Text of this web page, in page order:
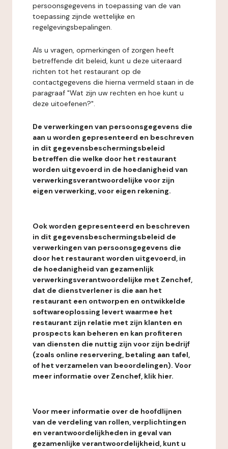
persoonsgegevens in toepassing van de van
toepassing zijnde wettelijke en
regelgevingsbepalingen.
Als u vragen, opmerkingen of zorgen heeft
betreffende dit beleid, kunt u deze uiteraard
richten tot het restaurant op de
contactgegevens die hierna vermeld staan in de
paragraaf "Wat zijn uw rechten en hoe kunt u
deze uitoefenen?".
De verwerkingen van persoonsgegevens die
aan u worden gepresenteerd en beschreven
in dit gegevensbeschermingsbeleid
betreffen die welke door het restaurant
worden uitgevoerd in de hoedanigheid van
verwerkingsverantwoordelijke voor zijn
eigen verwerking, voor eigen rekening.
Ook worden gepresenteerd en beschreven
in dit gegevensbeschermingsbeleid de
verwerkingen van persoonsgegevens die
door het restaurant worden uitgevoerd, in
de hoedanigheid van gezamenlijk
verwerkingsverantwoordelijke met Zenchef,
dat de dienstverlener is die aan het
restaurant een ontworpen en ontwikkelde
softwareoplossing levert waarmee het
restaurant zijn relatie met zijn klanten en
prospects kan beheren en kan profiteren
van diensten die nuttig zijn voor zijn bedrijf
(zoals online reservering, betaling aan tafel,
of het verzamelen van beoordelingen). Voor
meer informatie over Zenchef, klik hier.
Voor meer informatie over de hoofdlijnen
van de verdeling van rollen, verplichtingen
en verantwoordelijkheden in geval van
gezamenlijke verantwoordelijkheid, kunt u